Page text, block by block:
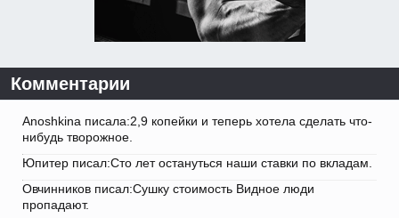
Комментарии
Anoshkina писала:2,9 копейки и теперь хотела сделать что-
нибудь творожное.
Юпитер писал:Сто лет остануться наши ставки по вкладам.
Овчинников писал:Сушку стоимость Видное люди
пропадают.